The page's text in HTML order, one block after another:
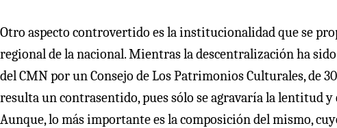
Otro aspecto controvertido es la institucionalidad que se
regional de la nacional. Mientras la descentralización ha
del CMN por un Consejo de Los Patrimonios Culturales, de
resulta un contrasentido, pues sólo se agravaría la lentitud
Aunque, lo más importante es la composición del mismo,